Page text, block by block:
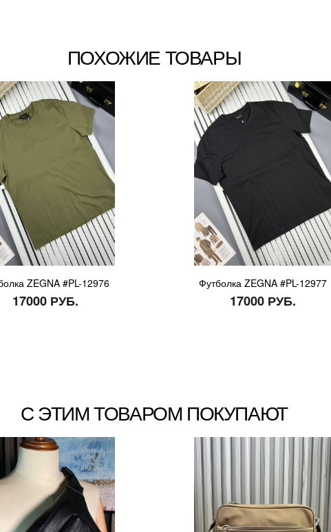
ПОХОЖИЕ ТОВАРЫ
ZEGNA #PL-12976
17000 РУБ.
Футболка ZEGNA #PL-12977
17000 РУБ.
С ЭТИМ ТОВАРОМ ПОКУПАЮТ